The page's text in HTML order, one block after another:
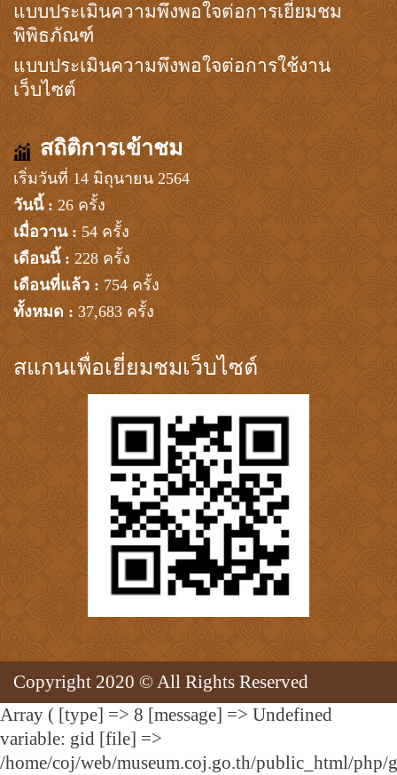
แบบประเมินความพึงพอใจต่อการเยี่ยมชม
พิพิธภัณฑ์
แบบประเมินความพึงพอใจต่อการใช้งาน
เว็บไซต์
สถิติการเข้าชม
เริ่มวันที่ 14 มิถุนายน 2564
วันนี้ : 26 ครั้ง
เมื่อวาน : 54 ครั้ง
เดือนนี้ : 228 ครั้ง
เดือนที่แล้ว : 754 ครั้ง
ทั้งหมด : 37,683 ครั้ง
สแกนเพื่อเยี่ยมชมเว็บไซต์
Copyright 2020 © All Rights Reserved
Array ( [type] => 8 [message] => Undefined
variable: gid [file] =>
/home/coj/web/museum.coj.go.th/public_html/php/